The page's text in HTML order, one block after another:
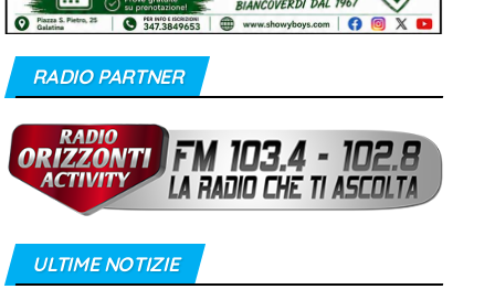
RADIO PARTNER
ULTIME NOTIZIE